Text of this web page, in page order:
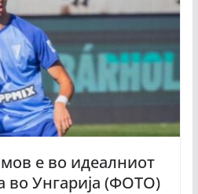
е во идеалниот
во Унгарија (ФОТО)